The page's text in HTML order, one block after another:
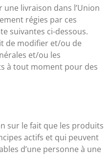
livraison dans l’Union
régies par ces
suivantes ci-dessous.
de modifier et/ou de
et/ou les
à tout moment pour des
sur le fait que les produits
actifs et qui peuvent
d’une personne à une